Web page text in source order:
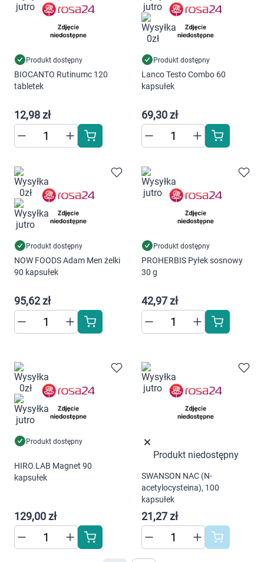
Sprzęt medyczny
Grupy produktowe
Marki
Produkt dostępny
BIOCANTO Rutinumc 120
tabletek
12,98 zł
Produkt dostępny
Lanco Testo Combo 60
kapsułek
69,30 zł
Produkt dostępny
NOW FOODS Adam Men żelki
90 kapsułek
95,62 zł
Produkt dostępny
PROHERBIS Pyłek sosnowy
30 g
42,97 zł
Produkt dostępny
HIRO.LAB Magnet 90
kapsułek
129,00 zł
Produkt niedostępny
SWANSON NAC (N-
acetylocysteina), 100
kapsułek
21,27 zł